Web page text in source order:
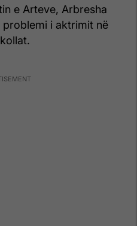
e Arteve, Arbresha
i aktrimit në